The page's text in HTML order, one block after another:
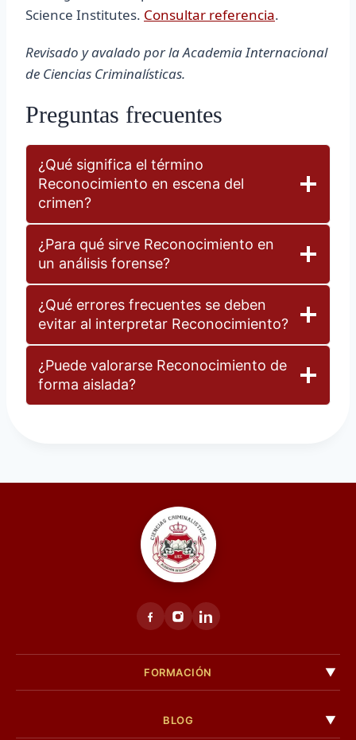
Science Institutes. Consultar referencia.
Revisado y avalado por la Academia Internacional
de Ciencias Criminalísticas.
Preguntas frecuentes
¿Qué significa el término
Reconocimiento en escena del
crimen?
¿Para qué sirve Reconocimiento en
un análisis forense?
¿Qué errores frecuentes se deben
evitar al interpretar Reconocimiento?
¿Puede valorarse Reconocimiento de
forma aislada?
FORMACIÓN
BLOG